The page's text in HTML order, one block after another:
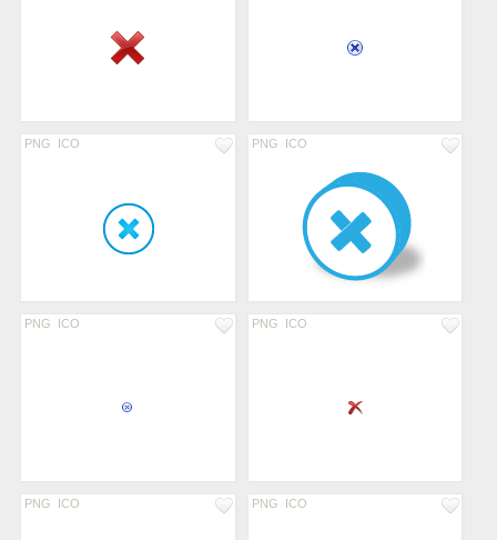
PNG ICO PNG ICO
PNG ICO PNG ICO
PNG ICO PNG ICO